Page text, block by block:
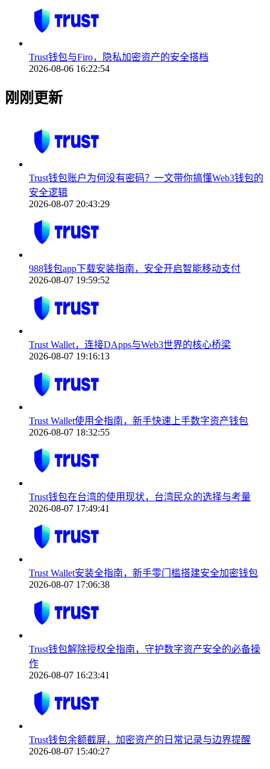
Trust钱包与Firo，隐私加密资产的安全搭档
2026-08-06 16:22:54
刚刚更新
Trust钱包账户为何没有密码？一文带你搞懂Web3钱包的
安全逻辑
2026-08-07 20:43:29
988钱包app下载安装指南，安全开启智能移动支付
2026-08-07 19:59:52
Trust Wallet，连接DApps与Web3世界的核心桥梁
2026-08-07 19:16:13
Trust Wallet使用全指南，新手快速上手数字资产钱包
2026-08-07 18:32:55
Trust钱包在台湾的使用现状，台湾民众的选择与考量
2026-08-07 17:49:41
Trust Wallet安装全指南，新手零门槛搭建安全加密钱包
2026-08-07 17:06:38
Trust钱包解除授权全指南，守护数字资产安全的必备操
作
2026-08-07 16:23:41
Trust钱包余额截屏，加密资产的日常记录与边界提醒
2026-08-07 15:40:27